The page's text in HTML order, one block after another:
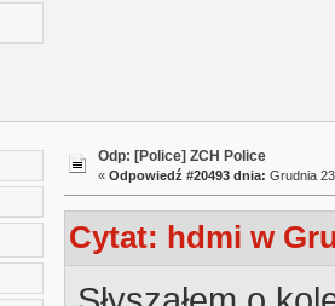
Odp: [Police] ZCH Police
« Odpowiedź #20493 dnia: Grudnia
Cytat: hdmi w